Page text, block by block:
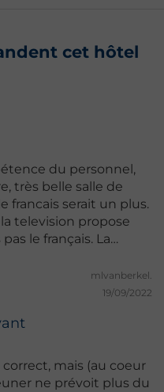
cet hôtel
du personnel,
très belle salle de
francais serait un plus.
television propose
le français. La
limitrophe à
mlvanberkel.
19/09/2022
mais (au coeur
ne prévoit plus du